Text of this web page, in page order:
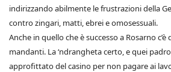
indirizzando abilmente le frustrazioni della
contro zingari, matti, ebrei e omosessuali.
Anche in quello che è successo a Rosarno
mandanti. La ‘ndrangheta certo, e quei
approfittato del casino per non pagare ai